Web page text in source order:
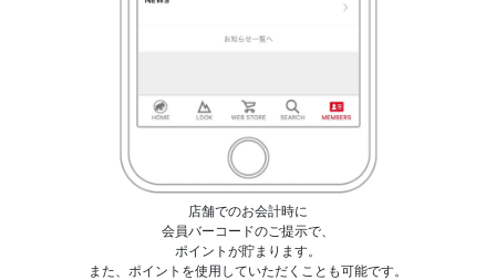
店舗でのお会計時に
会員バーコードのご提示で、
ポイントが貯まります。
また、ポイントを使用していただくことも可能です。